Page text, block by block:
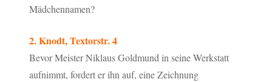
Mädchennamen?
2. Knodt, Textorstr. 4
Bevor Meister Niklaus Goldmund in seine Werkstatt
aufnimmt, fordert er ihn auf, eine Zeichnung